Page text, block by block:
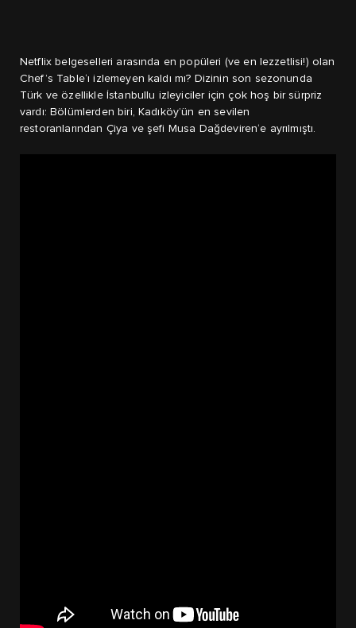
Netflix belgeselleri arasında en popüleri (ve en lezzetlisi!) olan
Chef’s Table‘ı izlemeyen kaldı mı? Dizinin son sezonunda
Türk ve özellikle İstanbullu izleyiciler için çok hoş bir sürpriz
vardı: Bölümlerden biri, Kadıköy’ün en sevilen
restoranlarından Çiya ve şefi Musa Dağdeviren‘e ayrılmıştı.